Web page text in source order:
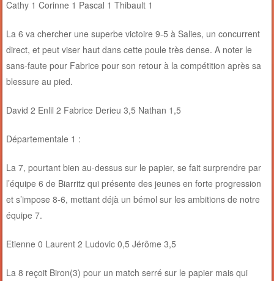
Cathy 1 Corinne 1 Pascal 1 Thibault 1
La 6 va chercher une superbe victoire 9-5 à Salies, un concurrent
direct, et peut viser haut dans cette poule très dense. A noter le
sans-faute pour Fabrice pour son retour à la compétition après sa
blessure au pied.
David 2 Enlil 2 Fabrice Derieu 3,5 Nathan 1,5
Départementale 1 :
La 7, pourtant bien au-dessus sur le papier, se fait surprendre par
l’équipe 6 de Biarritz qui présente des jeunes en forte progression
et s’impose 8-6, mettant déjà un bémol sur les ambitions de notre
équipe 7.
Etienne 0 Laurent 2 Ludovic 0,5 Jérôme 3,5
La 8 reçoit Biron(3) pour un match serré sur le papier mais qui